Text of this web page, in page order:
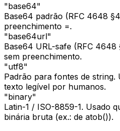
"base64"
Base64 padrão (RFC 4648
preenchimento =.
"base64url"
Base64 URL-safe (RFC 4648
sem preenchimento.
"utf8"
Padrão para fontes de string.
texto legível por humanos.
"binary"
Latin-1 / ISO-8859-1. Usado
binária bruta (ex.: de atob()).